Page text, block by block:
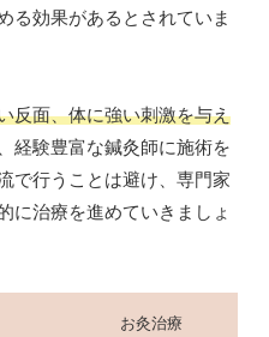
る効果があるとされていま
反面、体に強い刺激を与え
経験豊富な鍼灸師に施術を
で行うことは避け、専門家
に治療を進めていきましょ
お灸治療